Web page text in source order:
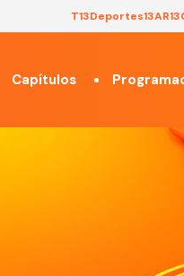
T13Deportes13AR13
Capítulos